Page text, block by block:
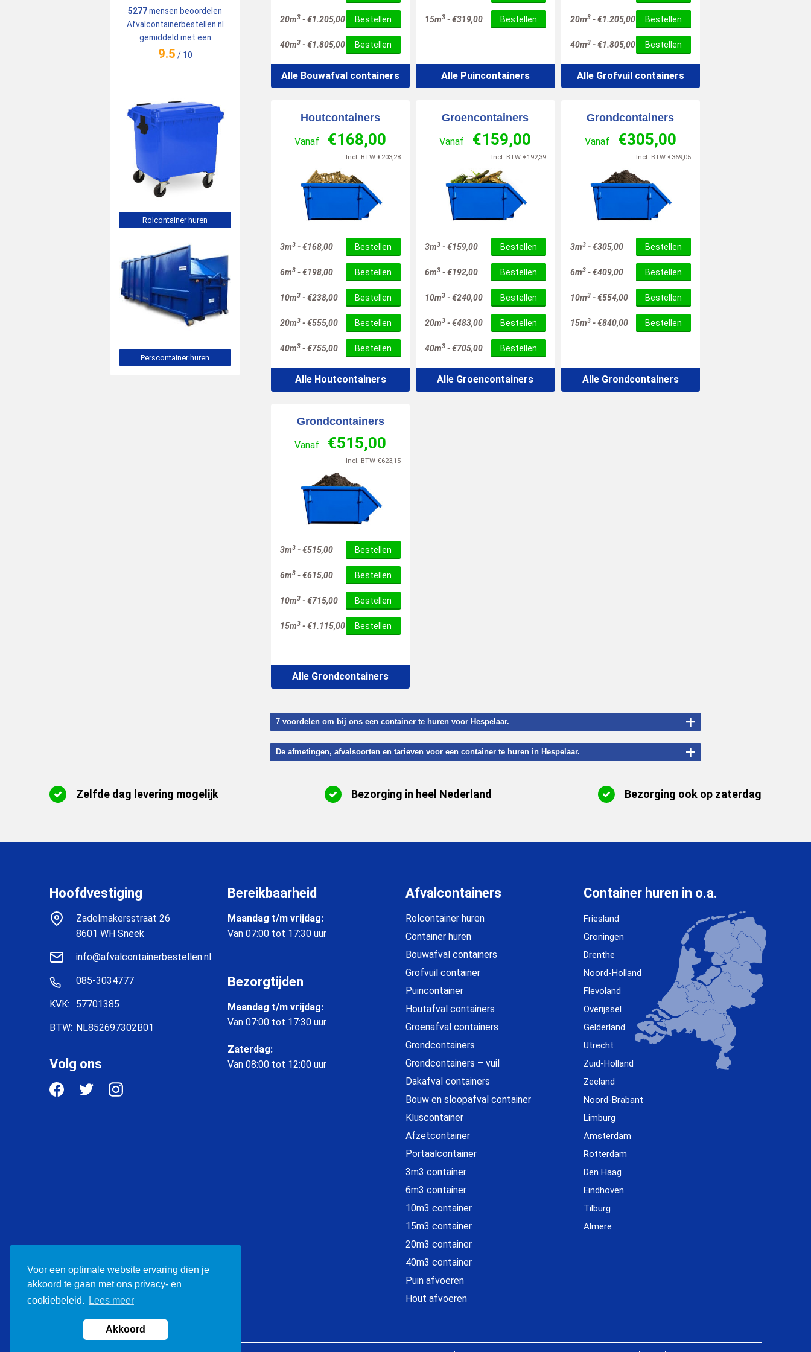
20m3 -€1.205,00 Bestellen
40m3 -€1.805,00 Bestellen
Alle Bouwafval containers
15m3 -€319,00 Bestellen
Alle Puincontainers
20m3-€1.205,00 Bestellen
40m3-€1.805,00 Bestellen
Alle Grofvuil containers
Houtcontainers
Vanaf €168,00
Incl. BTW €203,28
3m3 -€168,00 Bestellen
6m3 -€198,00 Bestellen
10m3 -€238,00 Bestellen
20m3 -€555,00 Bestellen
40m3 -€755,00 Bestellen
Alle Houtcontainers
Groencontainers
Vanaf €159,00
Incl. BTW €192,39
3m3 -€159,00 Bestellen
6m3 -€192,00 Bestellen
10m3 -€240,00 Bestellen
20m3 -€483,00 Bestellen
40m3 -€705,00 Bestellen
Alle Groencontainers
Grondcontainers
Vanaf €305,00
Incl. BTW €369,05
3m3-€305,00 Bestellen
6m3-€409,00 Bestellen
10m3-€554,00 Bestellen
15m3-€840,00 Bestellen
Alle Grondcontainers
Grondcontainers
Vanaf €515,00
Incl. BTW €623,15
3m3 -€515,00 Bestellen
6m3 -€615,00 Bestellen
10m3 -€715,00 Bestellen
15m3 -€1.115,00 Bestellen
Alle Grondcontainers
7 voordelen om bij ons een container te huren voor Hespelaar. +
De afmetingen, afvalsoorten en tarieven voor een container te huren in Hespelaar. +
5277mensen beoordelen
Afvalcontainerbestellen.nl
gemiddeld met een
9.5 / 10
Rolcontainer huren
Perscontainer huren
Zelfde dag levering mogelijk Bezorging in heel Nederland Bezorging ook op zaterdag
Hoofdvestiging
Zadelmakersstraat 26
8601 WH Sneek
info@afvalcontainerbestellen.nl
085-3034777
KVK: 57701385
BTW: NL852697302B01
Volg ons
Bereikbaarheid
Maandag t/m vrijdag:
Van 07:00 tot 17:30 uur
Bezorgtijden
Maandag t/m vrijdag:
Van 07:00 tot 17:30 uur
Zaterdag:
Van 08:00 tot 12:00 uur
Afvalcontainers
Rolcontainer huren
Container huren
Bouwafval containers
Grofvuil container
Puincontainer
Houtafval containers
Groenafval containers
Grondcontainers
Grondcontainers – vuil
Dakafval containers
Bouw en sloopafval container
Kluscontainer
Afzetcontainer
Portaalcontainer
3m3 container
6m3 container
10m3 container
15m3 container
20m3 container
40m3 container
Puin afvoeren
Hout afvoeren
Container huren in o.a.
Friesland
Groningen
Drenthe
Noord-Holland
Flevoland
Overijssel
Gelderland
Utrecht
Zuid-Holland
Zeeland
Noord-Brabant
Limburg
Amsterdam
Rotterdam
Den Haag
Eindhoven
Tilburg
Almere
Voor een optimale website ervaring dien je
akkoord te gaan met ons privacy- en
cookiebeleid.
Lees meer
Akkoord